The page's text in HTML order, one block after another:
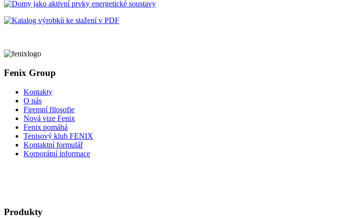
Fenix Group
Kontakty
O nás
Firemní filosofie
Nová vize Fenix
Fenix pomáhá
Tenisový klub FENIX
Kontaktní formulář
Korporátní informace
Produkty